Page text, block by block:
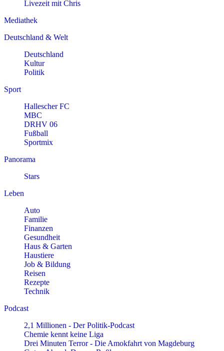
Livezeit mit Chris
Mediathek
Deutschland & Welt
Deutschland
Kultur
Politik
Sport
Hallescher FC
MBC
DRHV 06
Fußball
Sportmix
Panorama
Stars
Leben
Auto
Familie
Finanzen
Gesundheit
Haus & Garten
Haustiere
Job & Bildung
Reisen
Rezepte
Technik
Podcast
2,1 Millionen - Der Politik-Podcast
Chemie kennt keine Liga
Drei Minuten Terror - Die Amokfahrt von Magdeburg